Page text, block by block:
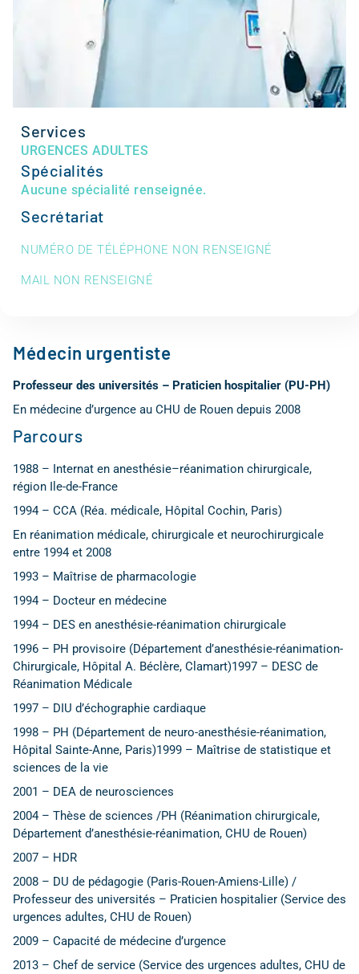
Services
URGENCES ADULTES
Spécialités
Aucune spécialité renseignée.
Secrétariat
NUMÉRO DE TÉLÉPHONE NON RENSEIGNÉ
MAIL NON RENSEIGNÉ
Médecin urgentiste
Professeur des universités – Praticien hospitalier (PU-PH)
En médecine d’urgence au CHU de Rouen depuis 2008
Parcours
1988 – Internat en anesthésie–réanimation chirurgicale,
région Ile-de-France
1994 – CCA (Réa. médicale, Hôpital Cochin, Paris)
En réanimation médicale, chirurgicale et neurochirurgicale
entre 1994 et 2008
1993 – Maîtrise de pharmacologie
1994 – Docteur en médecine
1994 – DES en anesthésie-réanimation chirurgicale
1996 – PH provisoire (Département d’anesthésie-réanimation-
Chirurgicale, Hôpital A. Béclère, Clamart)1997 – DESC de
Réanimation Médicale
1997 – DIU d’échographie cardiaque
1998 – PH (Département de neuro-anesthésie-réanimation,
Hôpital Sainte-Anne, Paris)1999 – Maîtrise de statistique et
sciences de la vie
2001 – DEA de neurosciences
2004 – Thèse de sciences /PH (Réanimation chirurgicale,
Département d’anesthésie-réanimation, CHU de Rouen)
2007 – HDR
2008 – DU de pédagogie (Paris-Rouen-Amiens-Lille) /
Professeur des universités – Praticien hospitalier (Service des
urgences adultes, CHU de Rouen)
2009 – Capacité de médecine d’urgence
2013 – Chef de service (Service des urgences adultes, CHU de